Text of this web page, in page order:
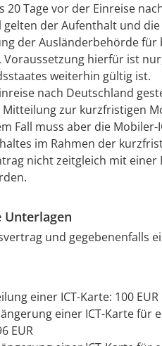
20 Tage vor der Einreise
gelten der Aufenthalt und
der Ausländerbehörde für
Voraussetzung hierfür ist
weiterhin gültig ist.
nach Deutschland
Mitteilung zur kurzfristigen
Fall muss aber die
im Rahmen der
nicht zeitgleich mit
und gegebenenfalls
einer ICT-Karte: 100 EUR
einer ICT-Karte für
EUR